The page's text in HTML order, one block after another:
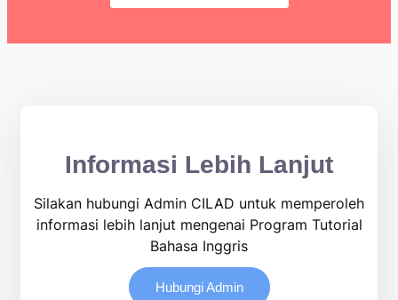
Informasi Lebih Lanjut
Silakan hubungi Admin CILAD untuk memperoleh
informasi lebih lanjut mengenai Program Tutorial
Bahasa Inggris
Hubungi Admin